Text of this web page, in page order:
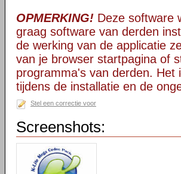
OPMERKING! Deze software
graag software van derden
de werking van de applicatie
van je browser startpagina of
programma's van derden. Het
tijdens de installatie en de
Stel een correctie voor
Screenshots: